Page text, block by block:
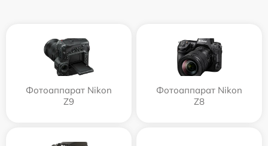
Фотоаппарат Nikon
Z9
Фотоаппарат Nikon
Z8